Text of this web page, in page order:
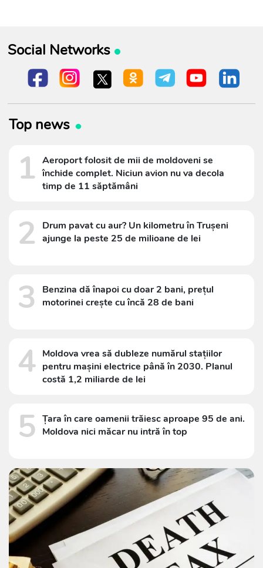
Social Networks
Top news
1 Aeroport folosit de mii de moldoveni se
închide complet. Niciun avion nu va decola
timp de 11 săptămâni
2
Drum pavat cu aur? Un kilometru în Trușeni
ajunge la peste 25 de milioane de lei
3
Benzina dă înapoi cu doar 2 bani, prețul
motorinei crește cu încă 28 de bani
4 Moldova vrea să dubleze numărul stațiilor
pentru mașini electrice până în 2030. Planul
costă 1,2 miliarde de lei
5 Țara în care oamenii trăiesc aproape 95 de ani.
Moldova nici măcar nu intră în top